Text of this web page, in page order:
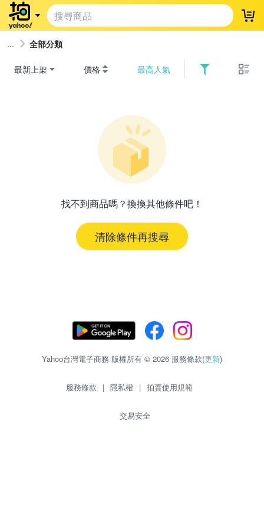
登
全部分類
最新上架 價格 最高人氣
找不到商品嗎？換換其他條件吧！
清除條件再搜尋
Yahoo台灣電子商務 版權所有 © 2026 服務條款(更新)
服務條款 | 隱私權 | 拍賣使用規範
交易安全